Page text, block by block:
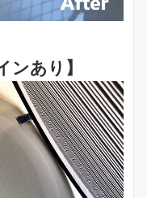
あり】